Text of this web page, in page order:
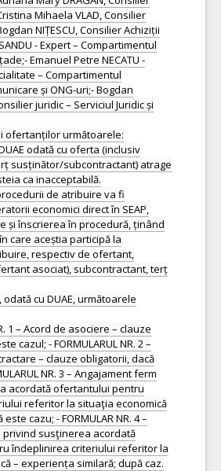
Mihaela VLAD, Consilier
NIȚESCU, Consilier Achiziții
- Expert – Compartimentul
Emanuel Petre NECATU -
– Compartimentul
și ONG-uri;- Bogdan
juridic – Serviciul Juridic și
ofertanților următoarele:
odată cu oferta (inclusiv
susținător/subcontractant) atrage
ca inacceptabilă.
de atribuire va fi
economici direct în SEAP,
și înscrierea în procedură, ținând
care aceștia participă la
respectiv de ofertant,
asociat), subcontractant, terț
cu DUAE, următoarele
1 – Acord de asociere – clauze
cazul; - FORMULARUL NR. 2 –
– clauze obligatorii, dacă
NR. 3 – Angajament ferm
acordată ofertantului pentru
referitor la situaţia economică
cazu; - FORMULAR NR. 4 –
privind susţinerea acordată
îndeplinirea criteriului referitor la
– experiența similară; după caz.